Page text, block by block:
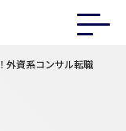
外資系コンサル転職